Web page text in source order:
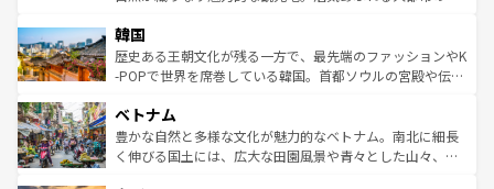
ワイを、存分に味わってほしい。 なお、新着のハワイ情報
はコンテンツ一覧を参照してほしい。
いる。アクティビティも充実しており、サーフィンやダイ
ビング、ハイキングなど、アウトドア好きにはたまらな
い。オーストラリアの多彩な魅力を存分に味わいつくそ
参照してほしい。
ン）、静ひつな山岳地帯である台湾東部など、都市の喧騒
と山間の静けさが共存しており、訪れる人に新しい発見と
驚きをもたらしてくれる。また、奥深い台湾の食文化も魅
容にもいいと評判のスイーツなど、バラエティ豊かな料理
が味わえる。 なお、新着の台湾情報は コンテンツ一覧を参
照してほしい。
韓国
歴史ある王朝文化が残る一方で、最先端のファッションやK
-POPで世界を席巻している韓国。首都ソウルの宮殿や伝統
き、地方に足を延ばせば四季折々の自然美を楽しむことが
できる。そして、キムチや焼肉、絶品のストリートフード
まで、さまざまな韓国料理が待っている。夜には、韓国な
ベトナム
豊かな自然と多様な文化が魅力的なベトナム。南北に細長
く伸びる国土には、広大な田園風景や青々とした山々、世